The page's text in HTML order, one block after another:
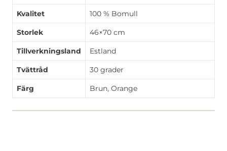
Kvalitet 100 % Bomull
Storlek 46×70 cm
Tillverkningsland Estland
Tvättråd 30 grader
Färg Brun, Orange